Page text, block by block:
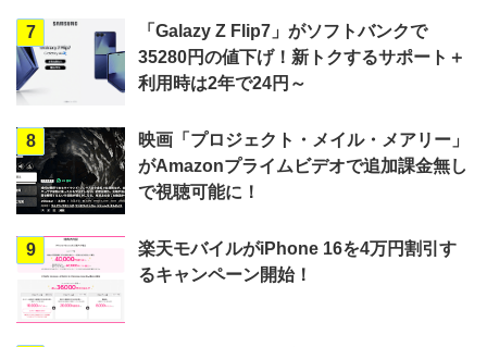
7
「Galazy Z Flip7」がソフトバンクで
35280円の値下げ！新トクするサポート＋
利用時は2年で24円～
8
映画「プロジェクト・メイル・メアリー」
がAmazonプライムビデオで追加課金無し
で視聴可能に！
9
楽天モバイルがiPhone 16を4万円割引す
るキャンペーン開始！